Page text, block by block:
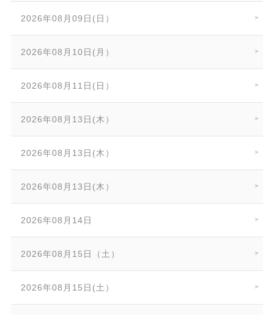
2026年08月09日(日）
2026年08月10日(月）
2026年08月11日(日）
2026年08月13日(木）
2026年08月13日(木）
2026年08月13日(木）
2026年08月14日
2026年08月15日（土）
2026年08月15日(土）